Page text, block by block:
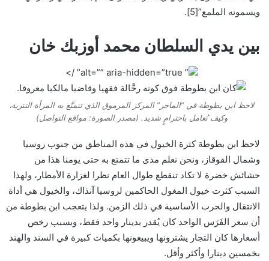
ويسمونه الملمع”[5].
بين يدي السلطان محمد أوزبك خان
” alt=”” aria-hidden=”true” />
لاحظ ابن بطوطة في “الماجر” المركز المرموق الذي تتمتَّع به المرأة التترية،
وكيف تُعامل باحترامٍ شديد. (مصدر الصورة: مواقع التواصل)
لاحظ ابن بطوطة كثرة الخيول في هذه المناطق من جنوب روسيا
وشمال القوقاز، ونحن نعلم مدى ما تتمتع به حتى يومنا هذا من
حشائش خضرة لا تكاد تنقطع طوال العام نظرا لغزارة الأمطار، ولهذا
السبب كثرت خيول المغول الحاكمين لروسيا آنذاك، والخيول هي أداة
الانتقال والحرب الأساسية في ذلك الزمن. ولذا يتعجب ابن بطوطة من
أن سعر الفَرَس الواحد كان يُقدر بدينار واحد فقط، وبسبب رخص
أسعارها كان التجار يشترونها ويبيعونها بكميات كبيرة في السند والهند
بخمسين دينارا وأكثر وأقل.